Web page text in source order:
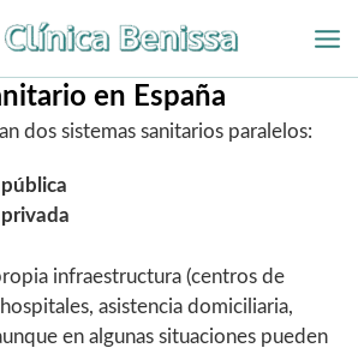
en España
dos sistemas sanitarios paralelos:
infraestructura (centros de
asistencia domiciliaria,
en algunas situaciones pueden